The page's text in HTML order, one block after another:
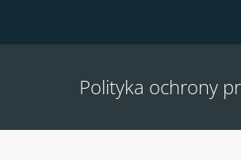
Polityka ochrony